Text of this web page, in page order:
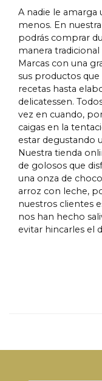
A nadie le amarga
menos. En
podrás comprar
manera
Marcas con una
sus productos que
recetas hasta
delicatessen.
vez en cuando,
caigas en la
estar degustando
Nuestra tienda
de golosos que
una onza de
arroz con leche,
nuestros clientes
nos han hecho
evitar hincarles el